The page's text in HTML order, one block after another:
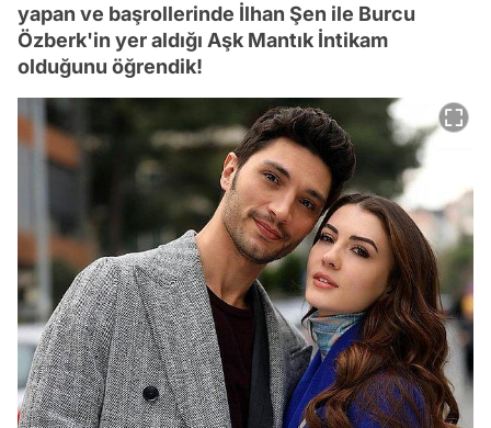
yapan ve başrollerinde İlhan Şen ile Burcu
Özberk'in yer aldığı Aşk Mantık İntikam
olduğunu öğrendik!